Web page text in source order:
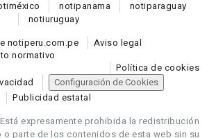
méxico notipanama notiparaguay
notiuruguay
notiperu.com.pe
Aviso legal
normativo
Política de cookies
Configuración de Cookies
Publicidad estatal
Está expresamente prohibida la redistribución
parte de los contenidos de esta web sin su